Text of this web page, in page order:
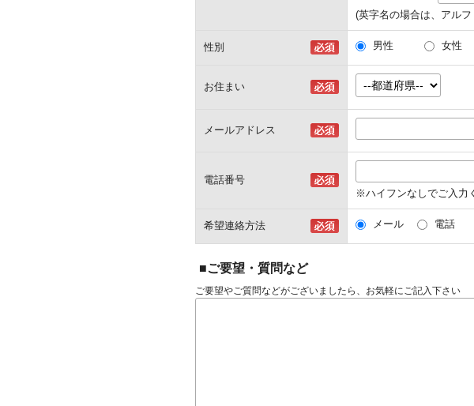
(英字名の場合は、アル
性別 男性 女性
お住まい
メールアドレス
電話番号
※ハイフンなしでご入力
希望連絡方法 メール 電話
■ご要望・質問など
ご要望やご質問などがございましたら、お気軽にご記入下さい